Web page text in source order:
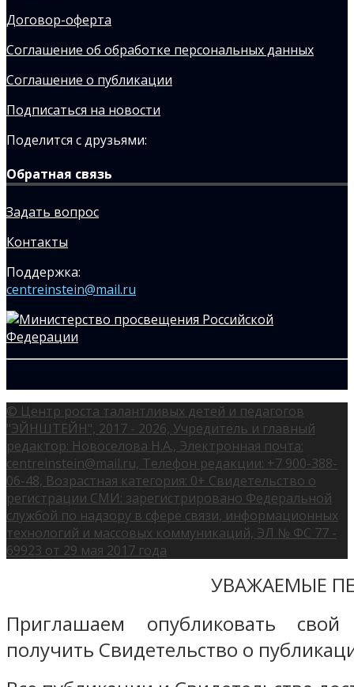
Договор-оферта
Соглашение об обработке персональных данных
Соглашение о публикации
Подписаться на новости
Поделится с друзьями:
Обратная связь
Задать вопрос
Контакты
Поддержка:
centreinstein@mail.ru
© Центр роста талантливых детей и педагогов
"ЭЙНШТЕЙН", 2017 - 2026, Учредитель и главный
редактор: Новоселова Н.А., Электронная почта:
centreinstein@mail.ru, Телефон редакции: +7 900-388-
06-48, Возрастная категория: 0+ Свидетельство о
регистрации СМИ: зарегистрировано Федеральной
службой по надзору в сфере связи, информационных
технологий и массовых коммуникаций, ЭЛ № ФС 77 -
69923 от 29 мая 2017 года
УВАЖАЕМЫЕ
Приглашаем опубликовать
получить Свидетельство о